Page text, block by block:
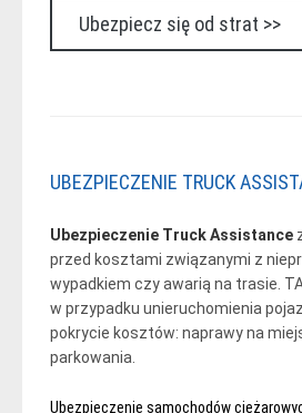
Ubezpiecz się od strat >>
UBEZPIECZENIE TRUCK
Ubezpieczenie Truck Assistance
przed kosztami związanymi z
wypadkiem czy awarią na trasie.
w przypadku unieruchomienia
pokrycie kosztów: naprawy na
parkowania.
Ubezpieczenie samochodów